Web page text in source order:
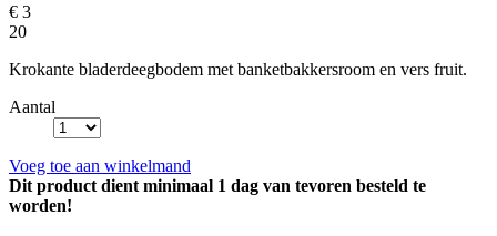
€ 3
20
Krokante bladerdeegbodem met banketbakkersroom en vers fruit.
Aantal
Voeg toe aan winkelmand
Dit product dient minimaal 1 dag van tevoren besteld te
worden!